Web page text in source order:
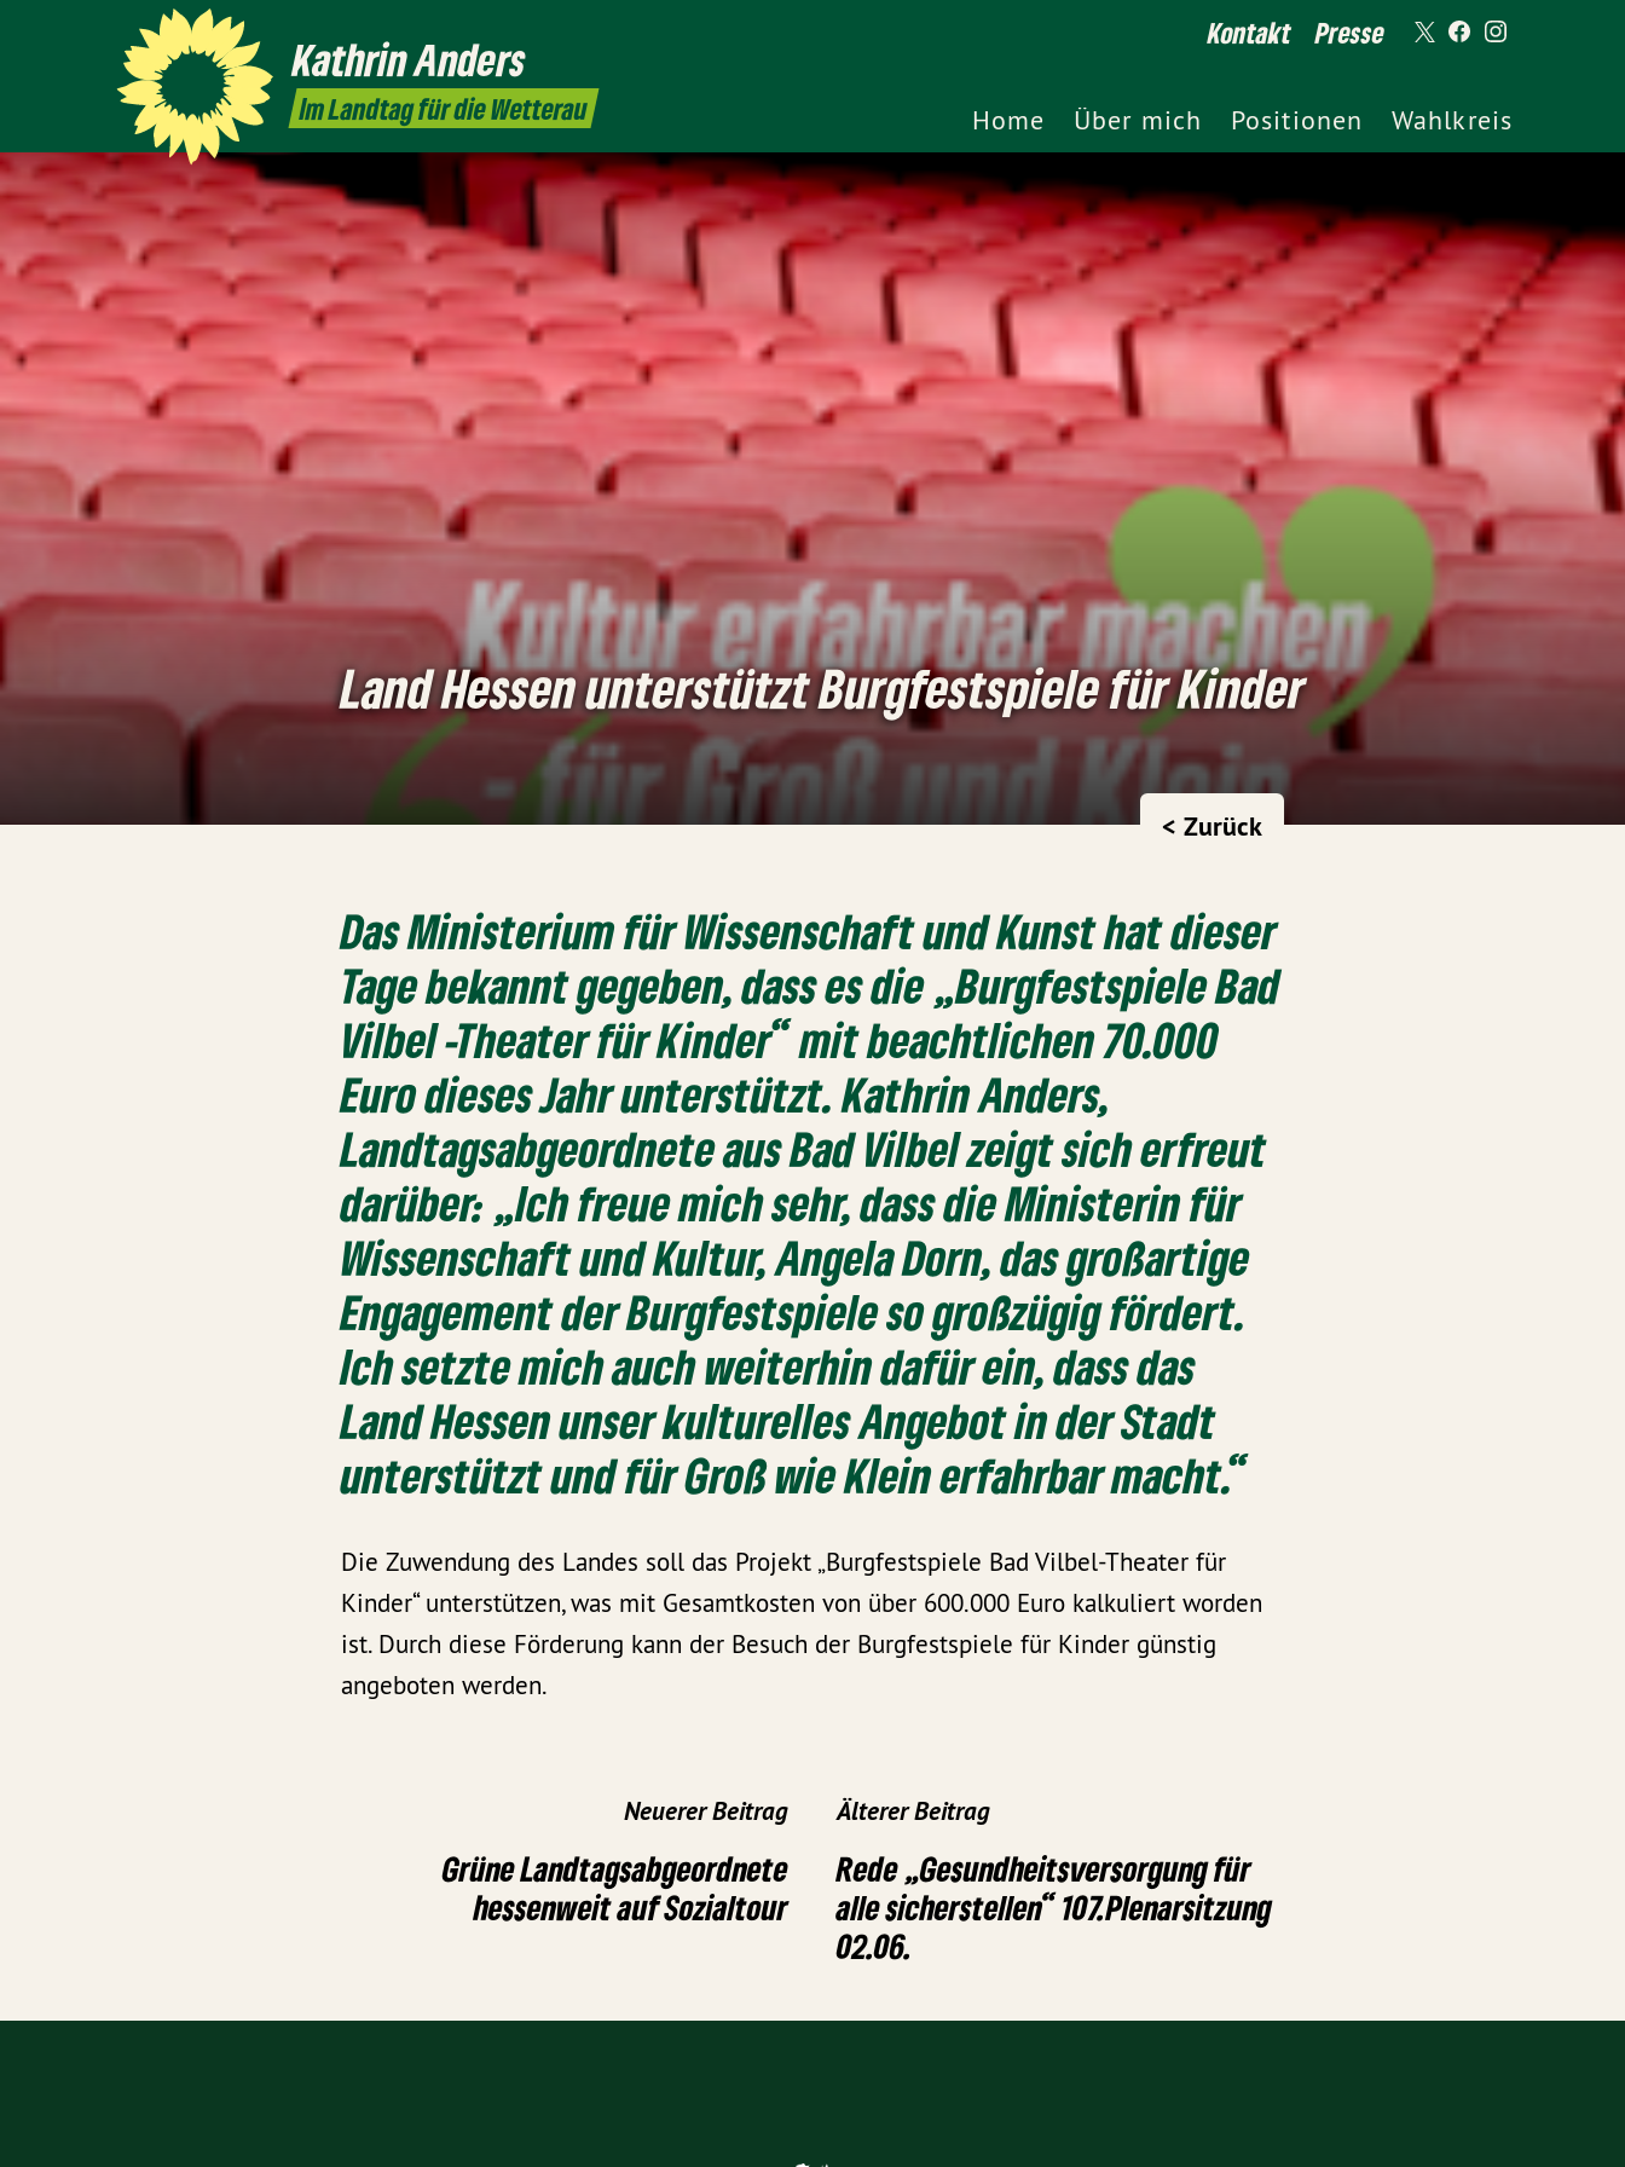
KathrinAnders
Im Landtag für die Wetterau
Kontakt Presse
Home Über mich Positionen Wahlkreis
Land Hessen unterstützt Burgfestspiele für Kinder
< Zurück
Das Ministerium für Wissenschaft und Kunst hat dieser
Tage bekannt gegeben, dass es die „Burgfestspiele Bad
Vilbel -Theater für Kinder“ mit beachtlichen 70.000
Euro dieses Jahr unterstützt. Kathrin Anders,
Landtagsabgeordnete aus Bad Vilbel zeigt sich erfreut
darüber: „Ich freue mich sehr, dass die Ministerin für
Wissenschaft und Kultur, Angela Dorn, das großartige
Engagement der Burgfestspiele so großzügig fördert.
Ich setzte mich auch weiterhin dafür ein, dass das
Land Hessen unser kulturelles Angebot in der Stadt
unterstützt und für Groß wie Klein erfahrbar macht.“
Die Zuwendung des Landes soll das Projekt „Burgfestspiele Bad Vilbel-Theater für
Kinder“ unterstützen, was mit Gesamtkosten von über 600.000 Euro kalkuliert worden
ist. Durch diese Förderung kann der Besuch der Burgfestspiele für Kinder günstig
angeboten werden.
Neuerer Beitrag
Grüne Landtagsabgeordnete
hessenweit auf Sozialtour
Älterer Beitrag
Rede „Gesundheitsversorgung für
alle sicherstellen“ 107.Plenarsitzung
02.06.